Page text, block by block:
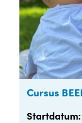
Cursus
Startdatum: